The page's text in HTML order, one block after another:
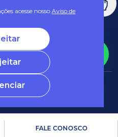
FALE CONOSCO
acesse nosso Aviso de
de Dados e LGPD, entre em
de dados) via e-mail:
os direitos reservados